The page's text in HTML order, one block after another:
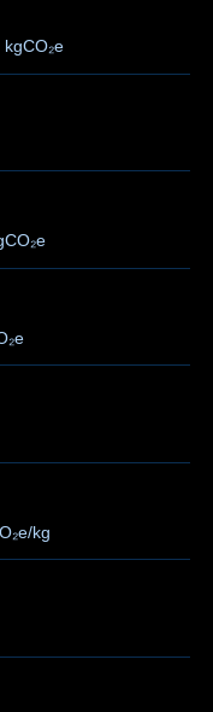
kgCO₂e
kg